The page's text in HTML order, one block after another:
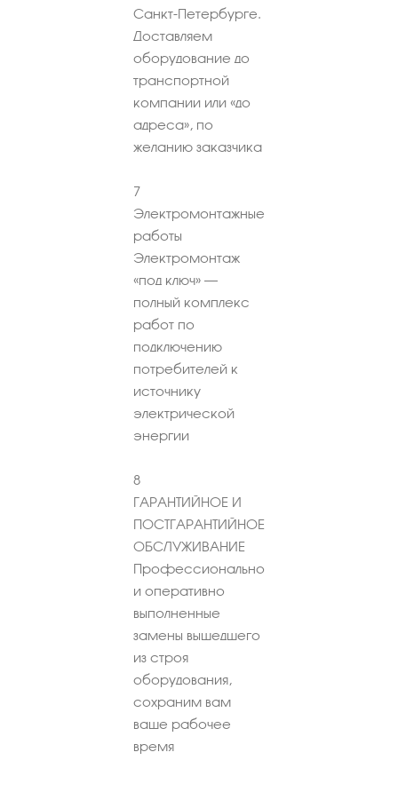
Санкт-Петербурге.
Доставляем
оборудование до
транспортной
компании или «до
адреса», по
желанию заказчика
7
Электромонтажные
работы
Электромонтаж
«под ключ» –
полный комплекс
работ по
подключению
потребителей к
источнику
электрической
энергии
8
ГАРАНТИЙНОЕ И
ПОСТГАРАНТИЙНОЕ
ОБСЛУЖИВАНИЕ
Профессионально
и оперативно
выполненные
замены вышедшего
из строя
оборудования,
сохраним вам
ваше рабочее
время